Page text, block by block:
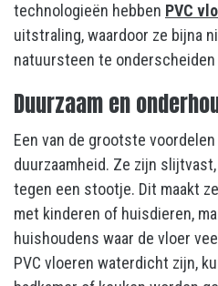
technologieën hebben PVC
uitstraling, waardoor ze bijna
natuursteen te onderscheiden
Duurzaam en
Een van de grootste
duurzaamheid. Ze zijn
tegen een stootje. Dit maakt
met kinderen of huisdieren,
huishoudens waar de vloer
PVC vloeren waterdicht zijn,